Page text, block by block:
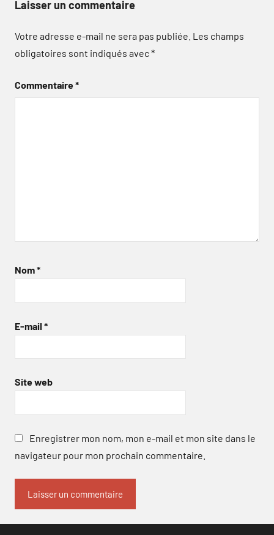
Laisser un commentaire
Votre adresse e-mail ne sera pas publiée. Les champs
obligatoires sont indiqués avec*
Commentaire*
Nom*
E-mail *
Site web
Enregistrer mon nom, mon e-mail et mon site dans le
navigateur pour mon prochain commentaire.